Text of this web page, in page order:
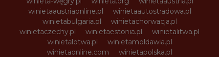
winietaaustriaonline.pl
winietaautostradowa.pl
winietabulgaria.pl
winietachorwacja.pl
winietaczechy.pl
winietaestonia.pl
winietalitwa.pl
winietalotwa.pl
winietamoldawia.pl
winietaonline.com
winietapolska.pl